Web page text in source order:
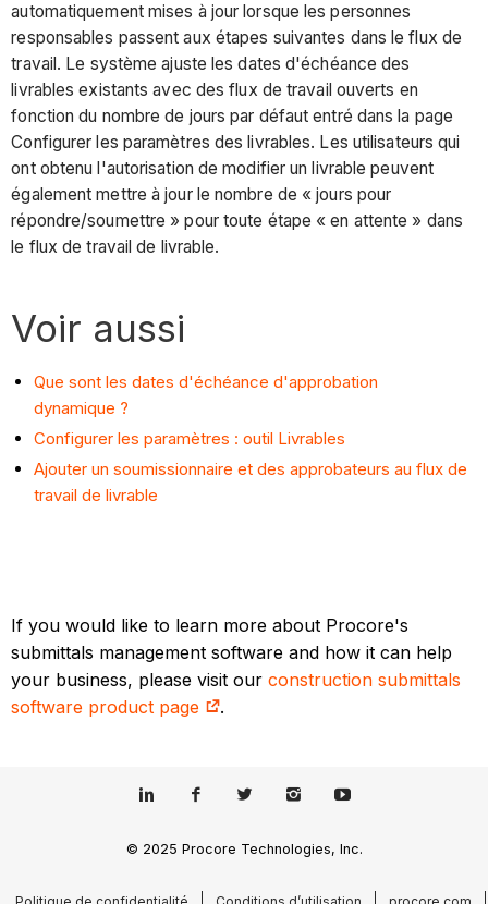
automatiquement mises à jour lorsque les personnes
responsables passent aux étapes suivantes dans le flux de
travail. Le système ajuste les dates d'échéance des
livrables existants avec des flux de travail ouverts en
fonction du nombre de jours par défaut entré dans la page
Configurer les paramètres des livrables. Les utilisateurs qui
ont obtenu l'autorisation de modifier un livrable peuvent
également mettre à jour le nombre de « jours pour
répondre/soumettre » pour toute étape « en attente » dans
le flux de travail de livrable.
Voir aussi
Que sont les dates d'échéance d'approbation
dynamique ?
Configurer les paramètres : outil Livrables
Ajouter un soumissionnaire et des approbateurs au flux de
travail de livrable
If you would like to learn more about Procore's
submittals management software and how it can help
your business, please visit ourconstruction submittals
software product page
.
© 2025 Procore Technologies, Inc.